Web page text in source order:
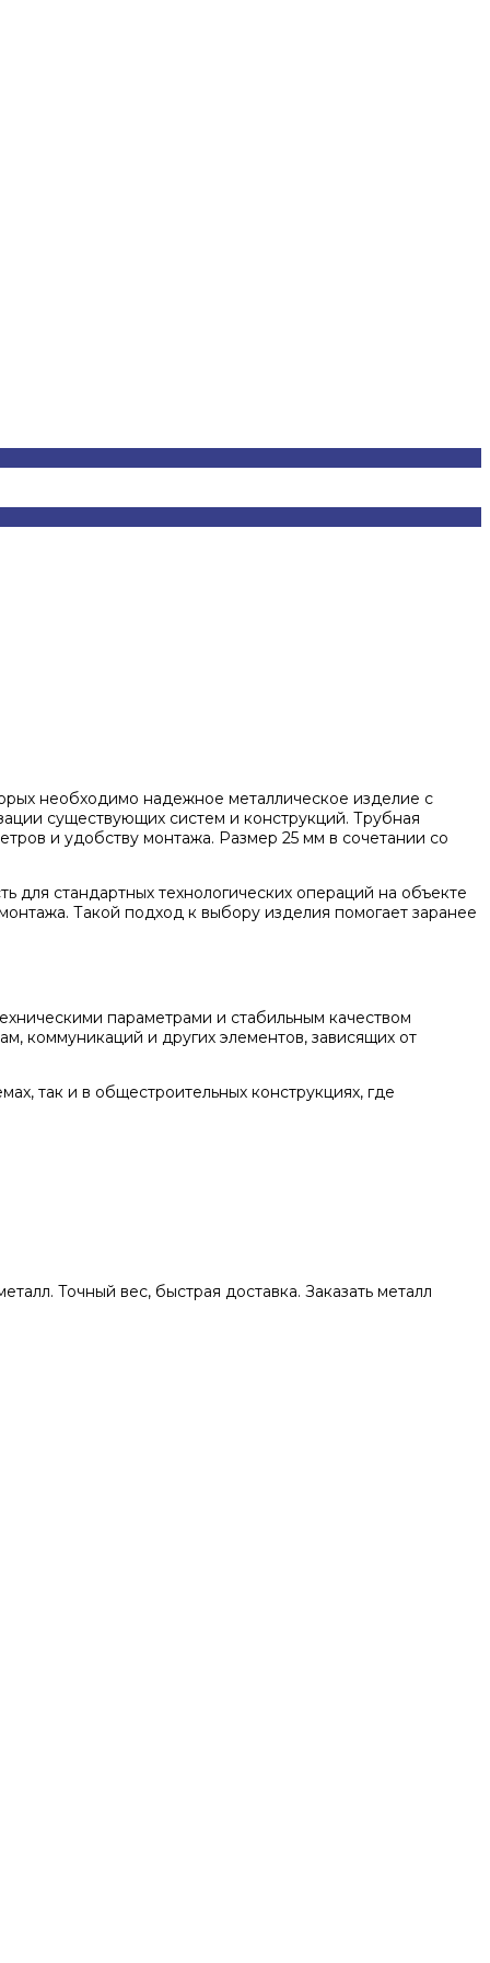
необходимо надежное металлическое изделие с
существующих систем и конструкций. Трубная
и удобству монтажа. Размер 25 мм в сочетании со
для стандартных технологических операций на объекте
Такой подход к выбору изделия помогает заранее
параметрами и стабильным качеством
коммуникаций и других элементов, зависящих от
так и в общестроительных конструкциях, где
Точный вес, быстрая доставка. Заказать металл